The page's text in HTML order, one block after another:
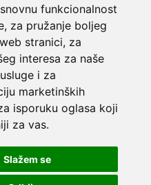
funkcionalnost
, za pružanje boljeg
stranici, za
interesa za naše
i za
marketinških
isporuku oglasa koji
za vas.
Slažem se